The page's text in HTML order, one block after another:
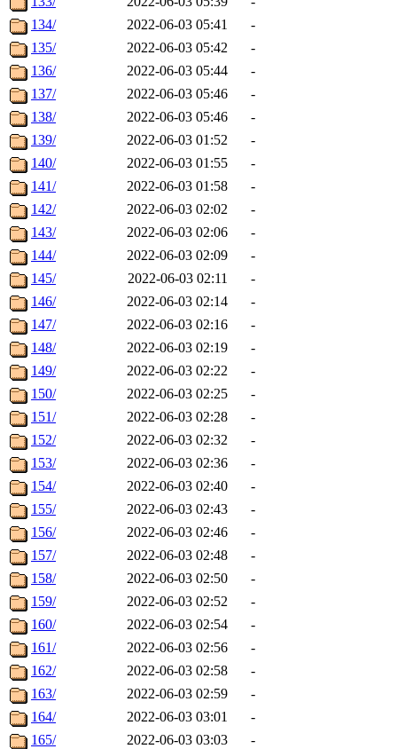
134/
2022-06-03 05:41
-
135/
2022-06-03 05:42
-
136/
2022-06-03 05:44
-
137/
2022-06-03 05:46
-
138/
2022-06-03 05:46
-
139/
2022-06-03 01:52
-
140/
2022-06-03 01:55
-
141/
2022-06-03 01:58
-
142/
2022-06-03 02:02
-
143/
2022-06-03 02:06
-
144/
2022-06-03 02:09
-
145/
2022-06-03 02:11
-
146/
2022-06-03 02:14
-
147/
2022-06-03 02:16
-
148/
2022-06-03 02:19
-
149/
2022-06-03 02:22
-
150/
2022-06-03 02:25
-
151/
2022-06-03 02:28
-
152/
2022-06-03 02:32
-
153/
2022-06-03 02:36
-
154/
2022-06-03 02:40
-
155/
2022-06-03 02:43
-
156/
2022-06-03 02:46
-
157/
2022-06-03 02:48
-
158/
2022-06-03 02:50
-
159/
2022-06-03 02:52
-
160/
2022-06-03 02:54
-
161/
2022-06-03 02:56
-
162/
2022-06-03 02:58
-
163/
2022-06-03 02:59
-
164/
2022-06-03 03:01
-
165/
2022-06-03 03:03
-